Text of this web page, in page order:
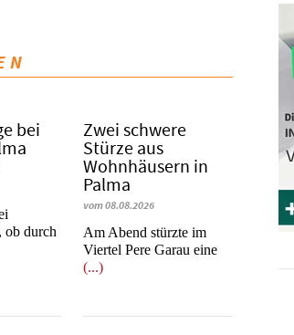
bei
ob durch
Zwei schwere
Stürze aus
Wohnhäusern in
Palma
vom 08.08.2026
Am Abend stürzte im
Viertel Pere Garau eine
(...)